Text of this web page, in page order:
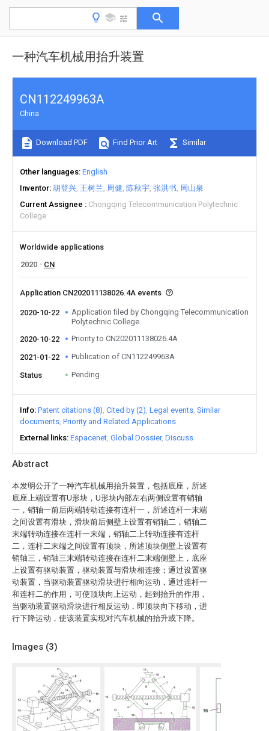
一种汽车机械用抬升装置
Abstract
本发明公开了一种汽车机械用抬升装置，包括底座，所述
底座上端设置有U形块，U形块内部左右两侧设置有销轴
一，销轴一前后两端转动连接有连杆一，所述连杆一末端
之间设置有滑块，滑块前后侧壁上设置有销轴二，销轴二
末端转动连接在连杆一末端，销轴二上转动连接有连杆
二，连杆二末端之间设置有顶块，所述顶块侧壁上设置有
销轴三，销轴三末端转动连接在连杆二末端侧壁上，底座
上设置有驱动装置，驱动装置与滑块相连接；通过设置驱
动装置，当驱动装置驱动滑块进行相向运动，通过连杆一
和连杆二的作用，可使顶块向上运动，起到抬升的作用，
当驱动装置驱动滑块进行相反运动，即顶块向下移动，进
行下降运动，使该装置实现对汽车机械的抬升或下降。
Images (3)
CN112249963A
China
Download PDF Find Prior Art Similar
Other languages English
Inventor 胡登兴 王树兰 周健 陈秋宇 张洪书 周山泉
Current Assignee
Chongqing Telecommunication Polytechnic
College
Worldwide applications
2020
CN
Application CN202011138026.4A events
2020-10-22
Application filed by Chongqing Telecommunication
Polytechnic College
2020-10-22
Priority to CN202011138026.4A
2021-01-22 Publication of CN112249963A
Status Pending
Info Patent citations (8) Cited by (2) Legal events Similar
documents Priority and Related Applications
External links Espacenet Global Dossier Discuss